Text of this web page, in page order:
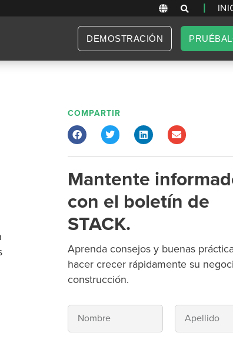
|
DEMOSTRACIÓN
COMPARTIR
Mantente
con el boletín de
STACK.
Aprenda consejos y buenas
hacer crecer rápidamente su
construcción.